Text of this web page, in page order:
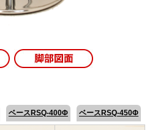
ベースRSQ-400Φ ベースRSQ-450Φ